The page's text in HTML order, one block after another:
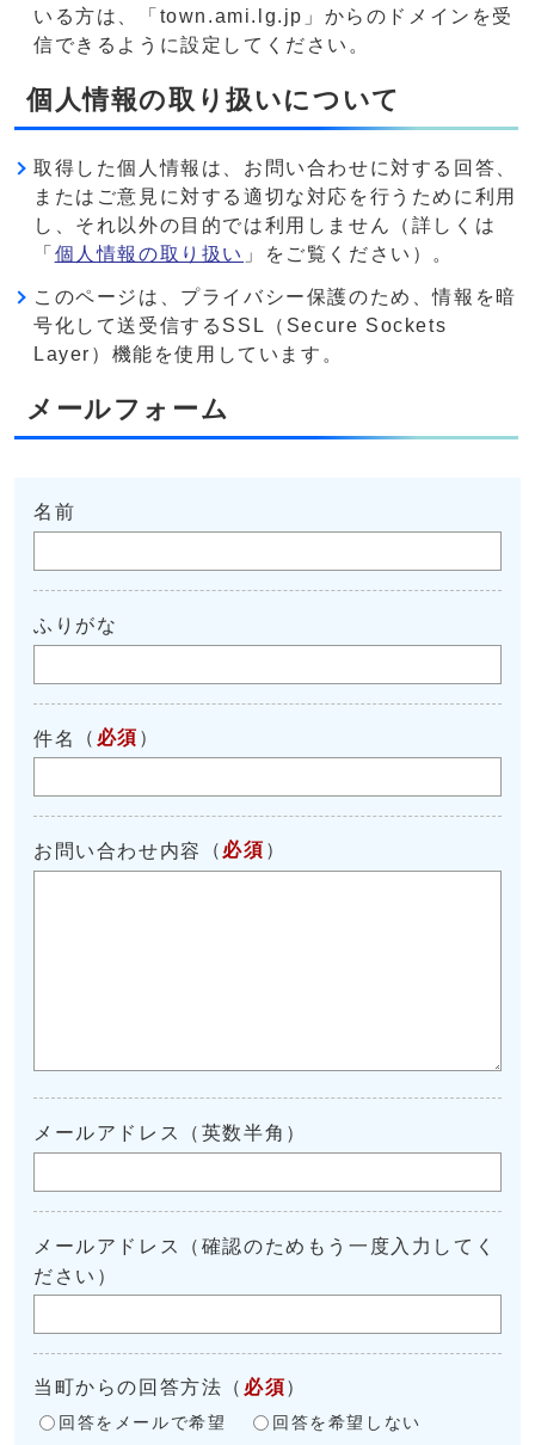
いる方は、「town.ami.lg.jp」からのドメインを受
信できるように設定してください。
個人情報の取り扱いについて
取得した個人情報は、お問い合わせに対する回答、
またはご意見に対する適切な対応を行うために利用
し、それ以外の目的では利用しません（詳しくは
「 個人情報の取り扱い 」をご覧ください）。
このページは、プライバシー保護のため、情報を暗
号化して送受信するSSL（Secure Sockets
Layer）機能を使用しています。
メールフォーム
名前
ふりがな
件名 （ 必須 ）
お問い合わせ内容 （ 必須 ）
メールアドレス（英数半角）
メールアドレス（確認のためもう一度入力してく
ださい）
当町からの回答方法 （ 必須 ）
回答をメールで希望 回答を希望しない